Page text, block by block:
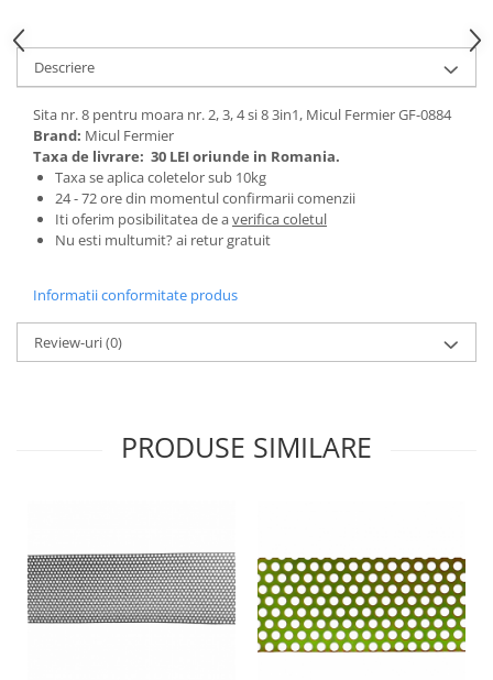
Zootehnie
Incubatoare, oparitoare si
deplumatoare
Echipamente pentru animale
Aparate de tuns animale
Piese si accesorii aparate de tuns
animale
Tarcuri animale
Masini batut stalpi si accesorii
Roabe & accesorii
Casute gradina si cutii depozitare
Teascuri
Zdrobitoare electrice
Zdrobitoare electrice & manuale
Descriere
Sita nr. 8 pentru moara nr. 2, 3, 4 si 8 3in1, Micul Fermier GF-0884
Brand: Micul Fermier
Taxa de livrare: 30 LEI oriunde in Romania.
Taxa se aplica coletelor sub 10kg
24 - 72 ore din momentul confirmarii comenzii
Iti oferim posibilitatea de averifica coletul
Nu esti multumit? ai retur gratuit
Informatii conformitate produs
Review-uri(0)
PRODUSE SIMILARE